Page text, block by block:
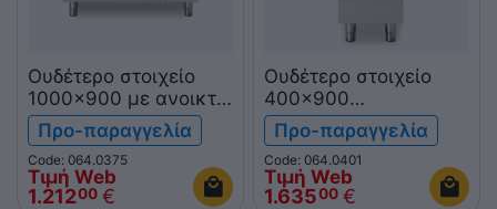
Ουδέτερο στοιχείο
1000x900 με ανοικτή
βάση R90/100PLN/A
ROC900
Προ-παραγγελία
Code: 064.0375
Τιμή Web
1.21200 €
Ουδέτερο στοιχείο
400x900
λαντζα+βρυση σε
βάση με πόρτα
R90/40LA/P ROC900
Προ-παραγγελία
Code: 064.0401
Τιμή Web
1.63500 €